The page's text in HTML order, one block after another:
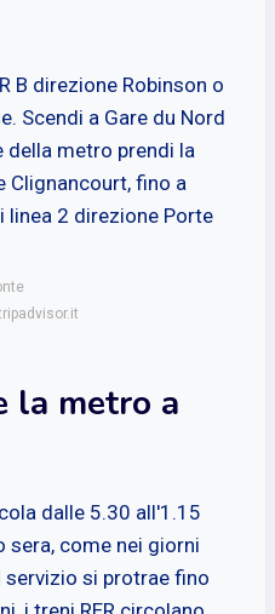
B direzione Robinson o
Scendi a Gare du Nord
della metro prendi la
Clignancourt, fino a
linea 2 direzione Porte
la metro a
dalle 5.30 all'1.15
sera, come nei giorni
si protrae fino